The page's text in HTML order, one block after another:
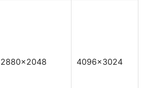
2880x2048 4096x3024